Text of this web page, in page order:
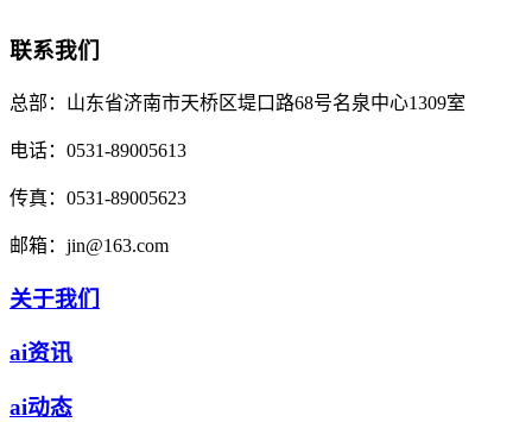
联系我们
总部： 山东省济南市天桥区堤口路68号名泉中心1309室
电话： 0531-89005613
传真： 0531-89005623
邮箱： jin@163.com
关于我们
ai资讯
ai动态